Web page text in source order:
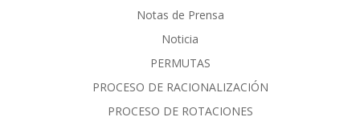
Notas de Prensa
Noticia
PERMUTAS
PROCESO DE RACIONALIZACIÓN
PROCESO DE ROTACIONES